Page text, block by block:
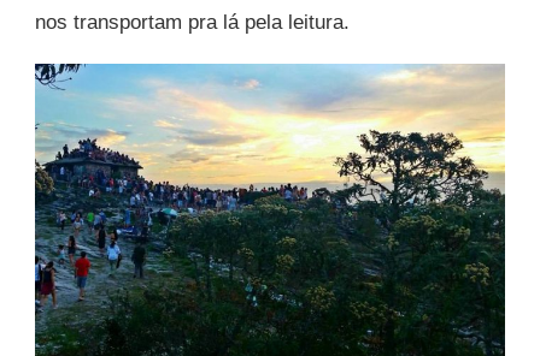
nos transportam pra lá pela leitura.